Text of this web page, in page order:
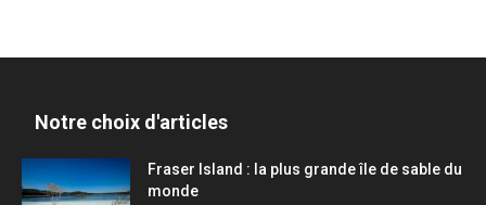
Notre choix d'articles
Fraser Island : la plus grande île de sable du
monde